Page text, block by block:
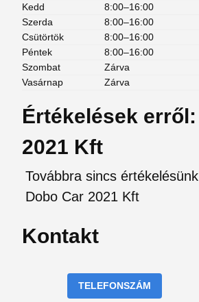
Kedd
8:00–16:00
Szerda
8:00–16:00
Csütörtök
8:00–16:00
Péntek
8:00–16:00
Szombat
Zárva
Vasárnap
Zárva
Értékelések
2021 Kft
Továbbra sincs
Dobo Car 2021 Kft
Kontakt
TELEFONSZÁM